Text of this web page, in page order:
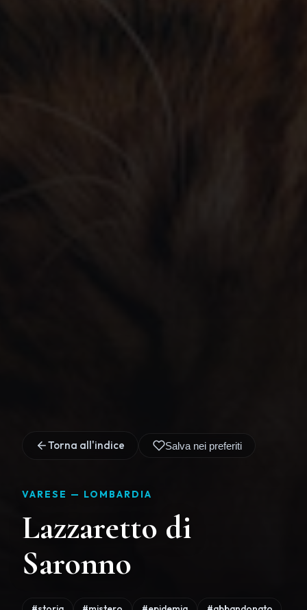
Torna all'indice Salva nei preferiti
VARESE — LOMBARDIA
Lazzaretto di
Saronno